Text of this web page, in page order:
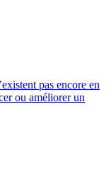
pas encore en
ou améliorer un